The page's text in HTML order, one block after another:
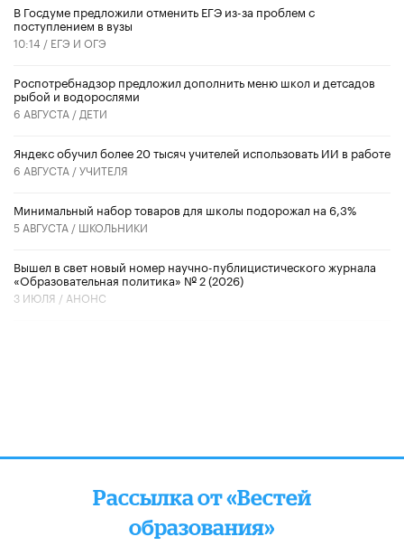
В Госдуме предложили отменить ЕГЭ из-за проблем с
поступлением в вузы
10:14 / ЕГЭ И ОГЭ
Роспотребнадзор предложил дополнить меню школ и детсадов
рыбой и водорослями
6 АВГУСТА / ДЕТИ
​Яндекс обучил более 20 тысяч учителей использовать ИИ в работе
6 АВГУСТА /УЧИТЕЛЯ
Минимальный набор товаров для школы подорожал на 6,3%
5 АВГУСТА / ШКОЛЬНИКИ
Вышел в свет новый номер научно-публицистического журнала
«Образовательная политика» № 2 (2026)
3 ИЮЛЯ / АНОНС
Рассылка от «Вестей
образования»